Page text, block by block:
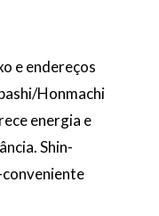
e endereços
Honmachi
energia e
Shin-